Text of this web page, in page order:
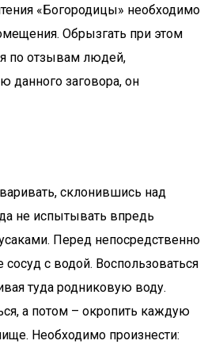
«Богородицы» необходимо
Обрызгать при этом
по отзывам людей,
данного заговора, он
склонившись над
не испытывать впредь
Перед непосредственно
сосуд с водой. Воспользоваться
туда родниковую воду.
а потом – окропить каждую
Необходимо произнести: